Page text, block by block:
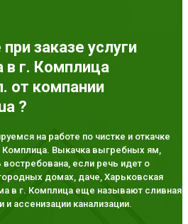
заказе услуги
в г. Комплица
от компании
?
на работе по чистке и откачке
Комплица. Выкачка выгребных ям,
востребована, если речь идет о
домах, даче, Харьковская
в г. Комплица еще называют сливная
ассенизации канализации.